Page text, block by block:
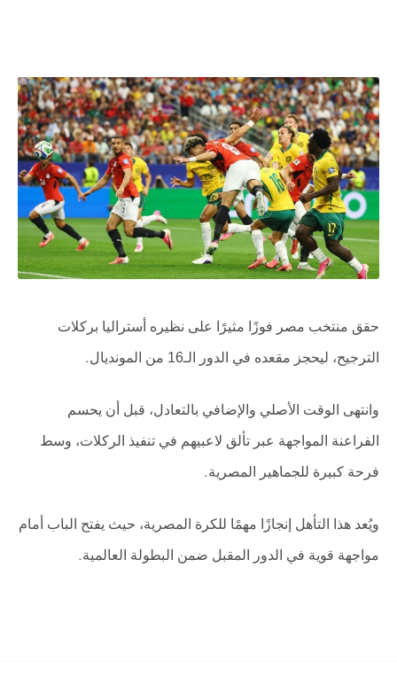
حقق منتخب مصر فوزًا مثيرًا على نظيره أستراليا بركلات
الترجيح، ليحجز مقعده في الدور الـ16 من المونديال .
وانتهى الوقت الأصلي والإضافي بالتعادل، قبل أن يحسم
الفراعنة المواجهة عبر تألق لاعبيهم في تنفيذ الركلات، وسط
فرحة كبيرة للجماهير المصرية.
ويُعد هذا التأهل إنجازًا مهمًا للكرة المصرية، حيث يفتح الباب أمام
مواجهة قوية في الدور المقبل ضمن البطولة العالمية.